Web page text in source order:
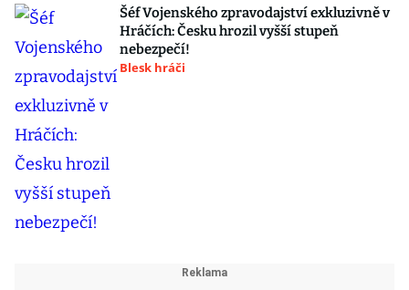
Šéf Vojenského zpravodajství exkluzivně v
Hráčích: Česku hrozil vyšší stupeň
nebezpečí!
Blesk hráči